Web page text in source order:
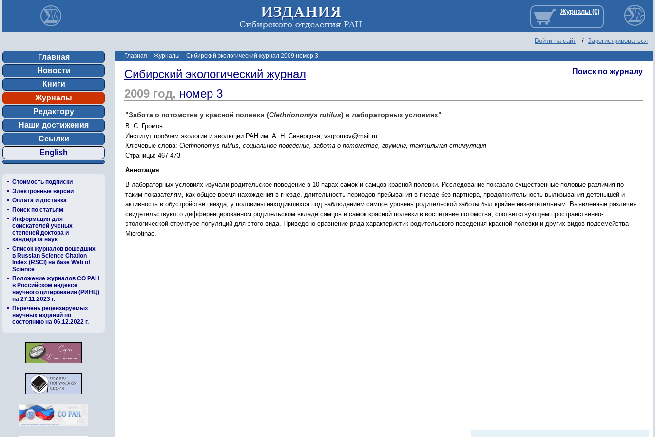
Войти на сайт / Зарегистрироваться
Главная
Новости
Книги
Журналы
Редактору
Наши достижения
Ссылки
English
Стоимость подписки
Электронные версии
Оплата и доставка
Поиск по статьям
Информация для
соискателей ученых
степеней доктора и
кандидата наук
Список журналов вошедших
в Russian Science Citation
Index (RSCI) на базе Web of
Science
Положение журналов СО РАН
в Российском индексе
научного цитирования (РИНЦ)
на 27.11.2023 г.
Перечень рецензируемых
научных изданий по
состоянию на 06.12.2022 г.
Главная – Журналы – Сибирский экологический журнал 2009 номер 3
Поиск по журналу
Сибирский экологический журнал
2009 год, номер 3
"Забота о потомстве у красной полевки (Clethrionomys rutilus) в лабораторных условиях"
В. С. Громов
Институт проблем экологии и эволюции РАН им. А. Н. Северцова, vsgromov@mail.ru
Ключевые слова: Clethrionomys rutilus, социальное поведение, забота о потомстве, груминг, тактильная стимуляция
Страницы: 467-473
Аннотация
В лабораторных условиях изучали родительское поведение в 10 парах самок и самцов красной полевки. Исследование показало существенные половые различия по
таким показателям, как общее время нахождения в гнезде, длительность периодов пребывания в гнезде без партнера, продолжительность вылизывания детенышей и
активность в обустройстве гнезда; у половины находившихся под наблюдением самцов уровень родительской заботы был крайне незначительным. Выявленные различия
свидетельствуют о дифференцированном родительском вкладе самцов и самок красной полевки в воспитание потомства, соответствующем пространственно-
этологической структуре популяций для этого вида. Приведено сравнение ряда характеристик родительского поведения красной полевки и других видов подсемейства
Microtinаe.